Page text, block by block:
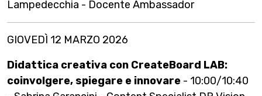
Lampedecchia - Docente Ambassador
GIOVEDÌ 12 MARZO 2026
Didattica creativa con CreateBoard LAB:
coinvolgere, spiegare e innovare - 10:00/10:40